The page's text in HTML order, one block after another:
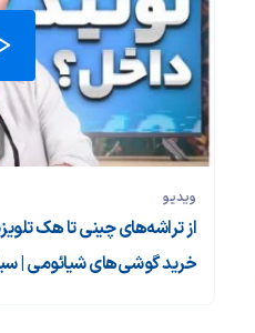
ویدیو
از تراشه‌های چینی تا هک
خرید گوشی‌های شیائومی |